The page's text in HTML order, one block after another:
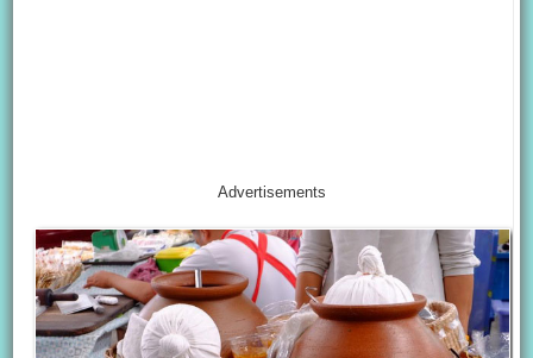
Advertisements